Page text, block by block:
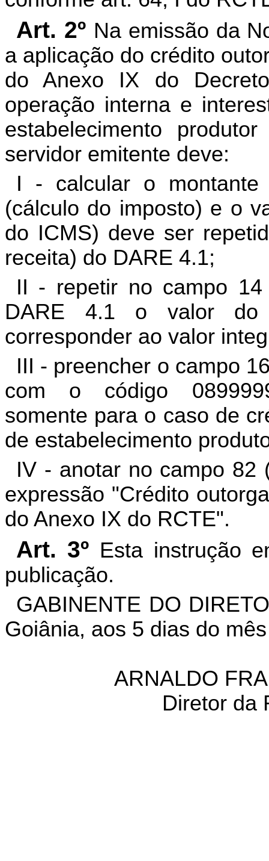
Art. 2º Na emissão da
a aplicação do crédito
do Anexo IX do
operação interna e
estabelecimento
servidor emitente deve:
I - calcular o
(cálculo do imposto) e o
do ICMS) deve ser
receita) do DARE 4.1;
II - repetir no campo
DARE 4.1 o valor do
corresponder ao valor
III - preencher o campo
com o código
somente para o caso de
de estabelecimento
IV - anotar no campo 82
expressão "Crédito
do Anexo IX do RCTE".
Art. 3º Esta instrução
publicação.
GABINENTE DO
Goiânia, aos 5 dias do
ARNALDO
Diretor da